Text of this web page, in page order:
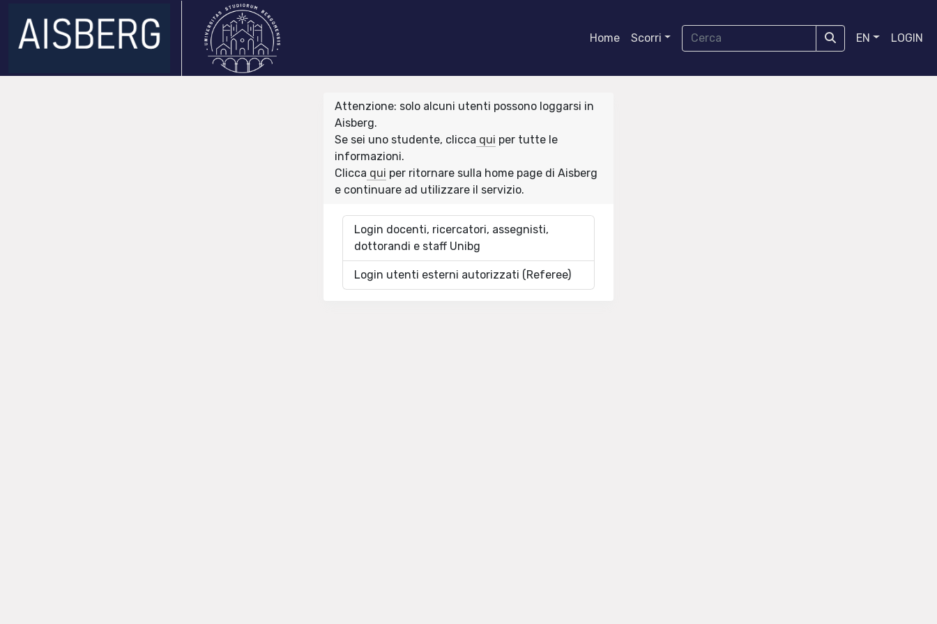
Home Scorri EN LOGIN
Attenzione: solo alcuni utenti possono loggarsi in
Aisberg.
Se sei uno studente, clicca qui per tutte le
informazioni.
Clicca qui per ritornare sulla home page di Aisberg
e continuare ad utilizzare il servizio.
Login docenti, ricercatori, assegnisti,
dottorandi e staff Unibg
Login utenti esterni autorizzati (Referee)